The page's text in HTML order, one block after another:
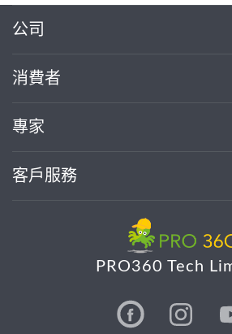
公司
消費者
專家
客戶服務
PRO360 Tech